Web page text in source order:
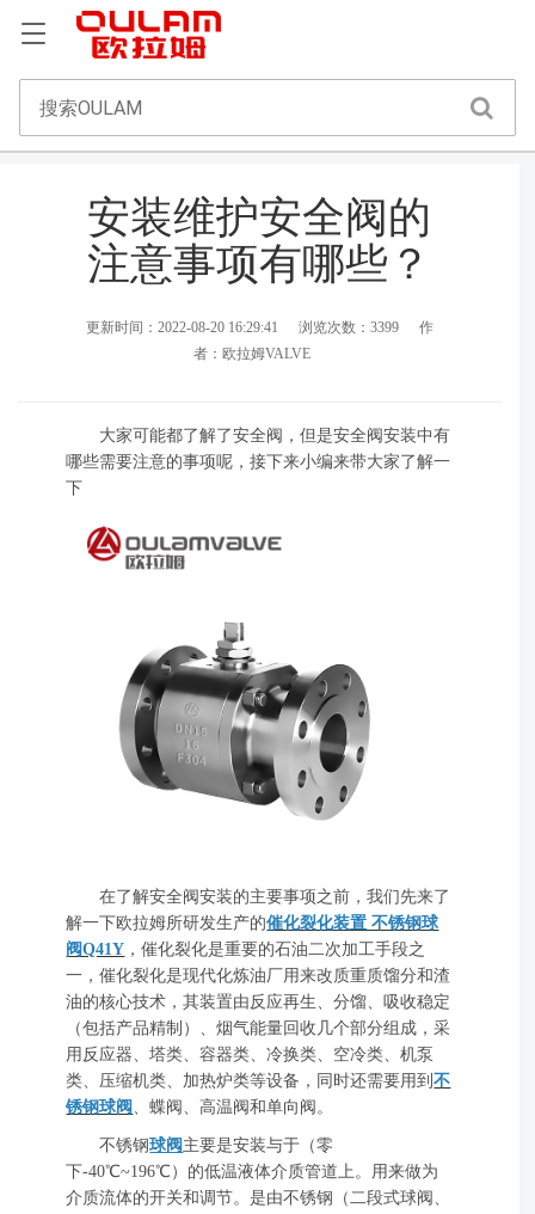
安装维护安全阀的
注意事项有哪些？
更新时间：2022-08-20 16:29:41 浏览次数：3399
作
者：欧拉姆VALVE
大家可能都了解了安全阀，但是安全阀安装中有
哪些需要注意的事项呢，接下来小编来带大家了解一
下
在了解安全阀安装的主要事项之前，我们先来了
解一下欧拉姆所研发生产的催化裂化装置 不锈钢球
阀Q41Y ，催化裂化是重要的石油二次加工手段之
一，催化裂化是现代化炼油厂用来改质重质馏分和渣
油的核心技术，其装置由反应再生、分馏、吸收稳定
（包括产品精制）、烟气能量回收几个部分组成，采
用反应器、塔类、容器类、冷换类、空冷类、机泵
类、压缩机类、加热炉类等设备，同时还需要用到不
锈钢球阀 、蝶阀、高温阀和单向阀。
不锈钢球阀 主要是安装与于（零
下-40℃~196℃）的低温液体介质管道上。用来做为
介质流体的开关和调节。是由不锈钢（二段式球阀、